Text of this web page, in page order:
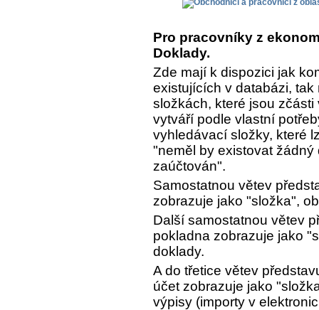
Pro pracovníky z
Doklady.
Zde mají k dispozici jak
existujících v databázi,
složkách, které jsou
vytváří podle vlastní
vyhledávací složky, které
"neměl by existovat
zaúčtován".
Samostatnou větev
zobrazuje jako "složka",
Další samostatnou větev
pokladna zobrazuje jako
doklady.
A do třetice větev
účet zobrazuje jako
výpisy (importy v